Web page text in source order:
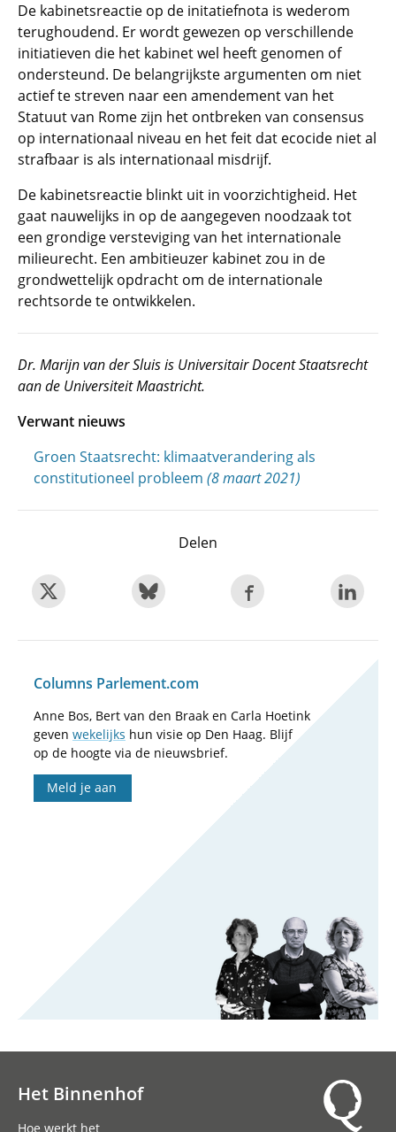
De kabinetsreactie op de initatiefnota is wederom
terughoudend. Er wordt gewezen op verschillende
initiatieven die het kabinet wel heeft genomen of
ondersteund. De belangrijkste argumenten om niet
actief te streven naar een amendement van het
Statuut van Rome zijn het ontbreken van consensus
op internationaal niveau en het feit dat ecocide niet al
strafbaar is als internationaal misdrijf.
De kabinetsreactie blinkt uit in voorzichtigheid. Het
gaat nauwelijks in op de aangegeven noodzaak tot
een grondige versteviging van het internationale
milieurecht. Een ambitieuzer kabinet zou in de
grondwettelijk opdracht om de internationale
rechtsorde te ontwikkelen.
Dr. Marijn van der Sluis is Universitair Docent Staatsrecht
aan de Universiteit Maastricht.
Verwant nieuws
Groen Staatsrecht: klimaatverandering als
constitutioneel probleem (8 maart 2021)
Delen
Columns Parlement.com
Anne Bos, Bert van den Braak en Carla Hoetink
geven wekelijks hun visie op Den Haag. Blijf
op de hoogte via de nieuwsbrief.
Meld je aan
Het Binnenhof
Hoe werkt het